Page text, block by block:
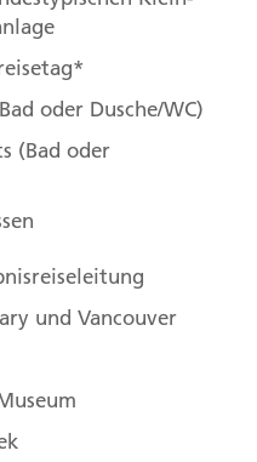
oder Dusche/WC)
(Bad oder
und Vancouver